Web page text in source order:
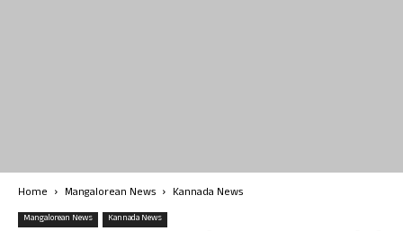
Home Mangalorean News Kannada News
Mangalorean News Kannada News